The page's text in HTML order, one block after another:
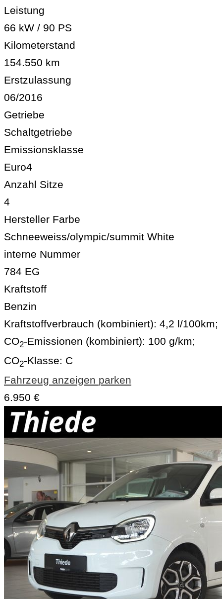
Leistung
66 kW / 90 PS
Kilometerstand
154.550 km
Erstzulassung
06/2016
Getriebe
Schaltgetriebe
Emissionsklasse
Euro4
Anzahl Sitze
4
Hersteller Farbe
Schneeweiss/olympic/summit White
interne Nummer
784 EG
Kraftstoff
Benzin
Kraftstoffverbrauch (kombiniert): 4,2 l/100km;
CO2-Emissionen (kombiniert): 100 g/km;
CO2-Klasse: C
Fahrzeug anzeigen parken
6.950 €